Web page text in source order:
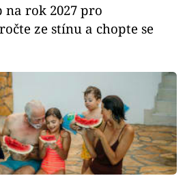
na rok 2027 pro
ze stínu a chopte se